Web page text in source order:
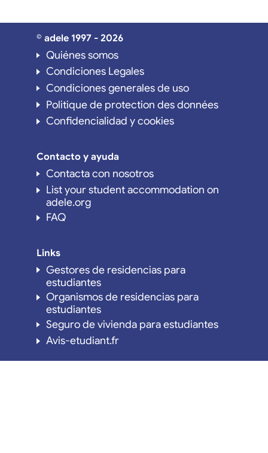
© adele 1997 - 2026
Quiénes somos
Condiciones Legales
Condiciones generales de uso
Politique de protection des données
Confidencialidad y cookies
Contacto y ayuda
Contacta con nosotros
List your student accommodation on
adele.org
FAQ
Links
Gestores de residencias para
estudiantes
Organismos de residencias para
estudiantes
Seguro de vivienda para estudiantes
Avis-etudiant.fr